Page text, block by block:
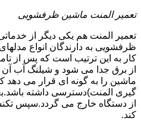
تعمیر المنت ماشین ظرفشویی
تعمیر المنت هم یکی دیگر از
ظرفشویی به دارندگان انواع
کار به این ترتیب است که پس از
از برق جدا می شود و شیلنگ آب
ماشین را به گونه ای قرار می دهد
گیری المنت)دسترسی داشته
از دستگاه خارج می گردد.سپس
کند.